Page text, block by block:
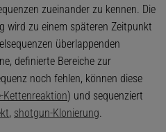
zueinander zu kennen. Die
wird zu einem späteren Zeitpunkt
überlappenden
definierte Bereiche zur
noch fehlen, können diese
Kettenreaktion) und sequenziert
, shotgun-Klonierung.